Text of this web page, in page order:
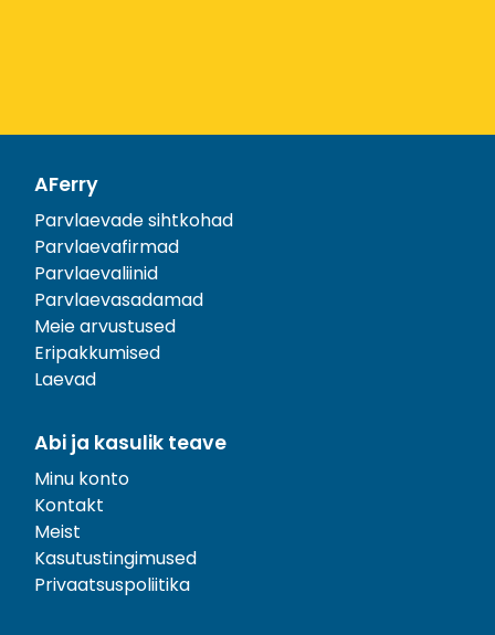
AFerry
Parvlaevade sihtkohad
Parvlaevafirmad
Parvlaevaliinid
Parvlaevasadamad
Meie arvustused
Eripakkumised
Laevad
Abi ja kasulik teave
Minu konto
Kontakt
Meist
Kasutustingimused
Privaatsuspoliitika